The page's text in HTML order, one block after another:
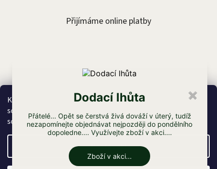
K personalizaci obsahu a reklam, poskytování funkcí
sociálních médií a analýze naší návštěvnosti využíváme
soubory cookies. Více informacízde.
Nastavení
Přijímáme online platby
Vytvořil Shoptet
Copyright 2026Proryby.cz. Všechna práva vyhrazena.
Dodací lhůta ✖
Přátelé... Opět se čerstvá živá dováží v úterý, tudíž
nezapomínejte objednávat nejpozději do pondělního
dopoledne.... Využívejte zboží v akci....
Zboží v akci...